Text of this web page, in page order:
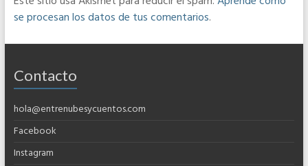
se procesan los datos de tus comentarios.
Contacto
hola@entrenubesycuentos.com
Facebook
Instagram